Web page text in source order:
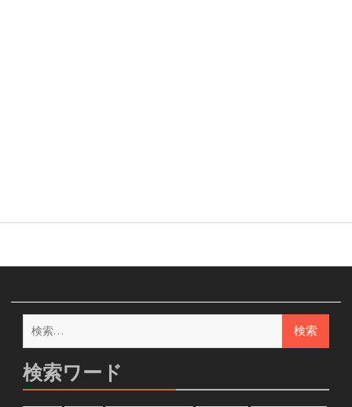
検
索:
検索ワード